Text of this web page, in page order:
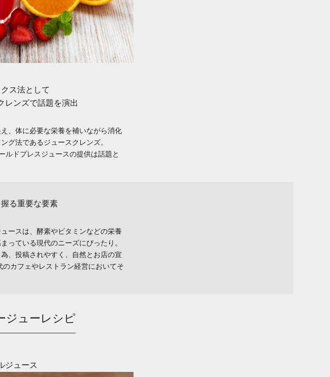
ス法として
レンズで話題を演出
、体に必要な栄養を補いながら消化
グ法であるジュースクレンズ。
ルドプレスジュースの提供は話題と
る重要な要素
ースは、酵素やビタミンなどの栄養
っている現代のニーズにぴったり。
、投稿されやすく、自然とお店の宣
カフェやレストラン経営においてそ
ジューレシピ
ジュース